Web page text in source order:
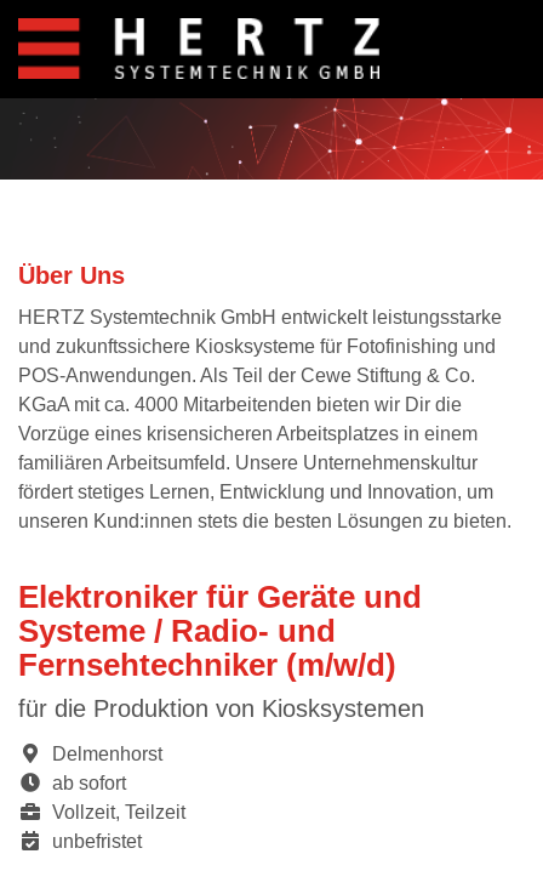
Elektroniker für Geräte und
Systeme / Radio- und
Fernsehtechniker (m/w/d)
für die Produktion von Kiosksystemen
Delmenhorst
ab sofort
Vollzeit, Teilzeit
unbefristet
Über Uns
HERTZ Systemtechnik GmbH entwickelt leistungsstarke
und zukunftssichere Kiosksysteme für Fotofinishing und
POS-Anwendungen. Als Teil der Cewe Stiftung & Co.
KGaA mit ca. 4000 Mitarbeitenden bieten wir Dir die
Vorzüge eines krisensicheren Arbeitsplatzes in einem
familiären Arbeitsumfeld. Unsere Unternehmenskultur
fördert stetiges Lernen, Entwicklung und Innovation, um
unseren Kund:innen stets die besten Lösungen zu bieten.